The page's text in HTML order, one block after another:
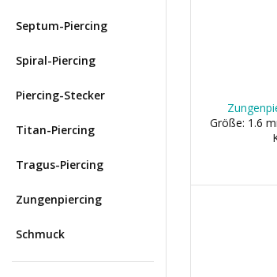
Septum-Piercing
Spiral-Piercing
Piercing-Stecker
Titan-Piercing
Tragus-Piercing
Zungenpiercing
Schmuck
Größe: 1.6